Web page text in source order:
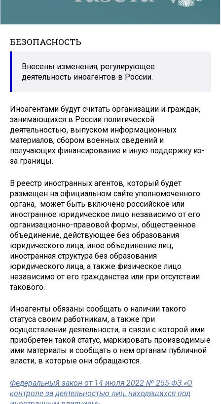
БЕЗОПАСНОСТЬ
Внесены изменения, регулирующее
деятельность иноагентов в России.
Иноагентами будут считать организации и граждан,
занимающихся в России политической
деятельностью, выпуском информационных
материалов, сбором военных сведений и
получающих финансирование и иную поддержку из-
за границы.
В реестр иностранных агентов, который будет
размещен на официальном сайте уполномоченного
органа, может быть включено российское или
иностранное юридическое лицо независимо от его
организационно-правовой формы, общественное
объединение, действующее без образования
юридического лица, иное объединение лиц,
иностранная структура без образования
юридического лица, а также физическое лицо
независимо от его гражданства или при отсутствии
такового.
Иноагенты обязаны сообщать о наличии такого
статуса своим работникам, а также при
осуществлении деятельности, в связи с которой ими
приобретён такой статус, маркировать производимые
ими материалы и сообщать о нем органам публичной
власти, в которые они обращаются.
Федеральный закон от 14 июля 2022 № 255-ФЗ «О
контроле за деятельностью лиц, находящихся под